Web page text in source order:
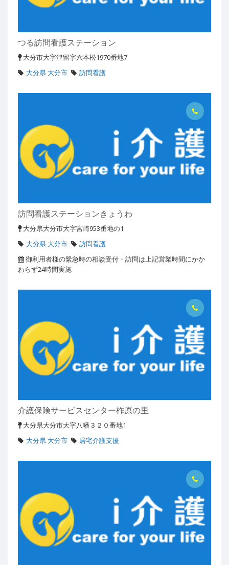
つる訪問看護ステーション
大分市大字津留字六本松1970番地7
大分県 大分市
訪問看護
訪問看護ステーションきょうわ
大分県大分市大字宮崎953番地の1
大分県 大分市
訪問看護
御利用者様の緊急時の相談受付・訪問は上記営業時間にかか
わらず24時間実施
介護保険サービスセンター柞原の里
大分県大分市大字八幡３２０番地1
大分県 大分市
居宅介護支援